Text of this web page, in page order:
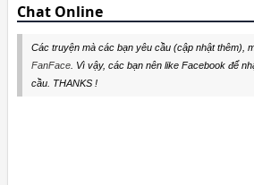
Chat Online
Các truyện mà các bạn yêu cầu (cập nhật thêm),
FanFace. Vì vậy, các bạn nên like Facebook để
cầu. THANKS !